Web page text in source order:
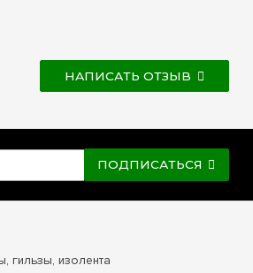
НАПИСАТЬ ОТЗЫВ
ПОДПИСАТЬСЯ
гильзы, изолента